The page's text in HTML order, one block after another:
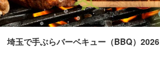
埼玉で手ぶらバーベキュー（BBQ）2026